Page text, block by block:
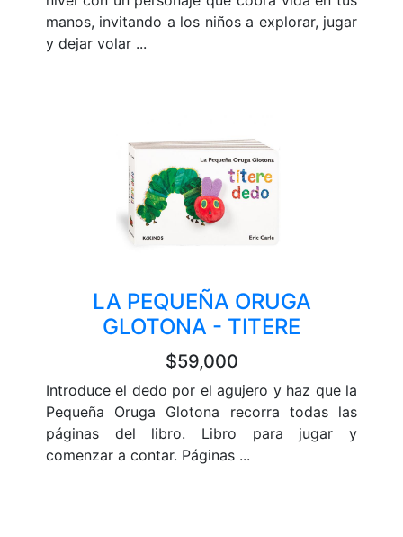
manos, invitando a los niños a explorar, jugar
y dejar volar ...
LA PEQUEÑA ORUGA
GLOTONA - TITERE
$59,000
Introduce el dedo por el agujero y haz que la
Pequeña Oruga Glotona recorra todas las
páginas del libro. Libro para jugar y
comenzar a contar. Páginas ...